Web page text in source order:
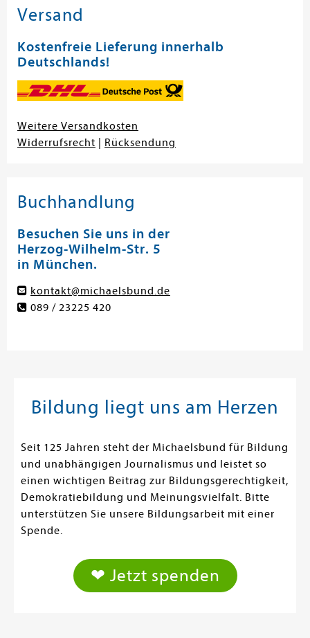
Versand
Kostenfreie Lieferung innerhalb
Deutschlands!
Weitere Versandkosten
Widerrufsrecht
Rücksendung
Buchhandlung
Besuchen Sie uns in der
Herzog-Wilhelm-Str. 5
in München.
kontakt@michaelsbund.de
089 / 23225 420
Bildung liegt uns am Herzen
Seit 125 Jahren steht der Michaelsbund für Bildung
und unabhängigen Journalismus und leistet so
einen wichtigen Beitrag zur Bildungsgerechtigkeit,
Demokratiebildung und Meinungsvielfalt. Bitte
unterstützen Sie unsere Bildungsarbeit mit einer
Spende.
❤ Jetzt spenden